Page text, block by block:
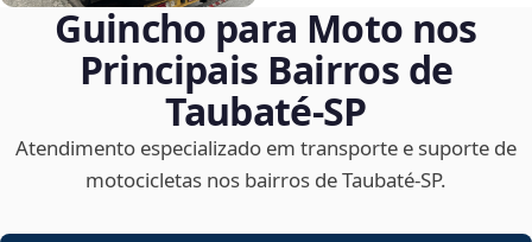
Guincho para Moto nos
Principais Bairros de
Taubaté‑SP
Atendimento especializado em transporte e suporte de
motocicletas nos bairros de Taubaté‑SP.